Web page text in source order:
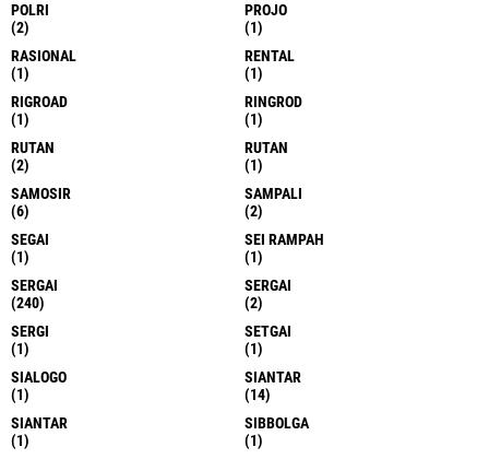
POLRI
(2)
PROJO
(1)
RASIONAL
(1)
RENTAL
(1)
RIGROAD
(1)
RINGROD
(1)
RUTAN
(2)
RUTAN
(1)
SAMOSIR
(6)
SAMPALI
(2)
SEGAI
(1)
SEI RAMPAH
(1)
SERGAI
(240)
SERGAI
(2)
SERGI
(1)
SETGAI
(1)
SIALOGO
(1)
SIANTAR
(14)
SIANTAR
(1)
SIBBOLGA
(1)